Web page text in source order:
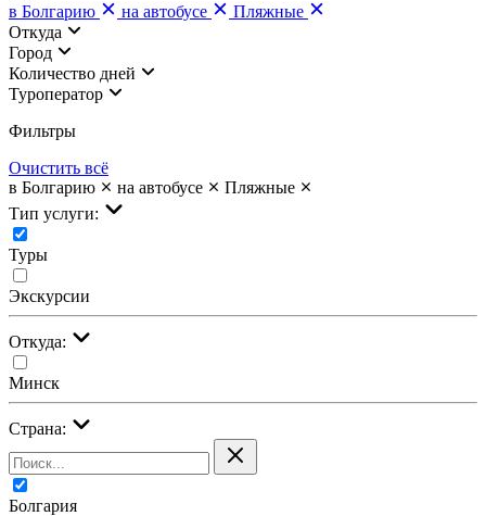
в Болгарию
на автобусе
Пляжные
Откуда
Город
Количество дней
Туроператор
Фильтры
Очистить всё
в Болгарию
на автобусе
Пляжные
Тип услуги:
Туры
Экскурсии
Откуда:
Минск
Страна:
Болгария